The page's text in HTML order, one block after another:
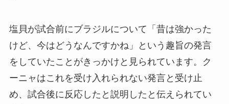
塩貝が試合前にブラジルについて「昔は強かった
けど、今はどうなんですかね」という趣旨の発言
をしていたことがきっかけと見られています。ク
ーニャはこれを受け入れられない発言と受け止
め、試合後に反応したと説明したと伝えられてい